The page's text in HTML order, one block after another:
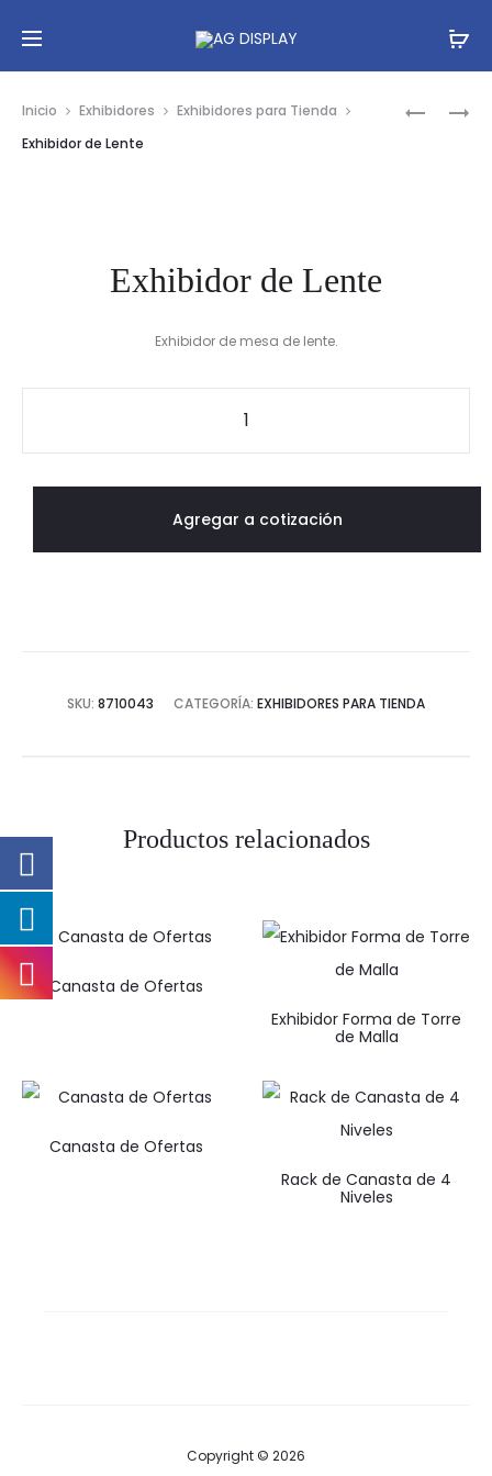
Inicio Exhibidores
Exhibidores para Tienda
Exhibidor de Lente
Exhibidor de Lente
Exhibidor de mesa de lente.
Agregar a cotización
SKU: 8710043 CATEGORÍA: EXHIBIDORES PARA TIENDA
Productos relacionados
Canasta de Ofertas
Exhibidor Forma de Torre
de Malla
Canasta de Ofertas
Rack de Canasta de 4
Niveles
Copyright © 2026